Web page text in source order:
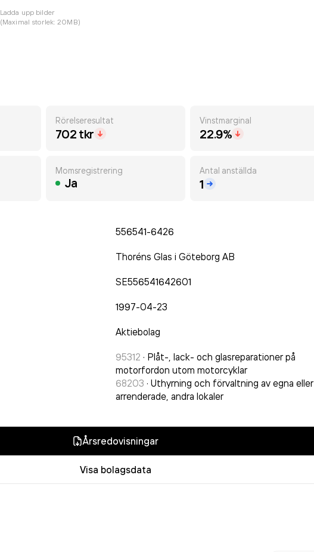
Ladda upp bilder
(Maximal storlek: 20MB)
Rörelseresultat
702 tkr
Vinstmarginal
22.9%
Momsregistrering
Ja
Antal anställda
1
556541-6426
Thoréns Glas i Göteborg AB
SE556541642601
1997-04-23
Aktiebolag
95312 · Plåt-, lack- och glasreparationer på
motorfordon utom motorcyklar
68203 · Uthyrning och förvaltning av egna eller
arrenderade, andra lokaler
Årsredovisningar
Visa bolagsdata